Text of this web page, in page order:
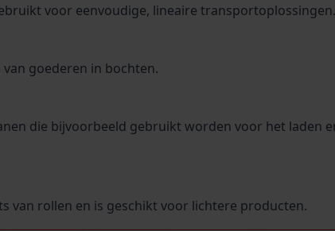
voor eenvoudige, lineaire transportoplossingen.
goederen in bochten.
die bijvoorbeeld gebruikt worden voor het laden
van rollen en is geschikt voor lichtere producten.